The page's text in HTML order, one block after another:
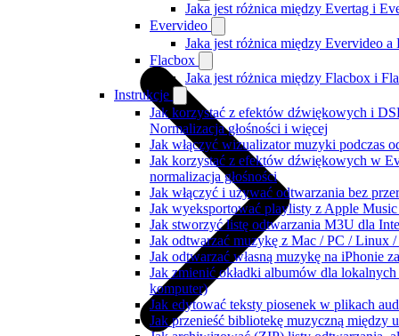
Jaka jest różnica między Evertag i
Evervideo
Jaka jest różnica między Evervideo a
Flacbox
Jaka jest różnica między Flacbox i
Instrukcje
Jak korzystać z efektów dźwiękowych i
Normalizacja głośności i więcej
Jak włączyć wizualizator muzyki podczas
Jak korzystać z efektów dźwiękowych w
normalizacja głośności
Jak włączyć i używać odtwarzania bez
Jak wyeksportować playlisty z Apple
Jak stworzyć listę odtwarzania M3U dla
Jak odtwarzać muzykę z Mac / PC /
Jak odtwarzać własną muzykę na iPhonie
Jak zmienić okładki albumów dla
komputer)
Jak edytować teksty piosenek w plikach
Jak przenieść bibliotekę muzyczną